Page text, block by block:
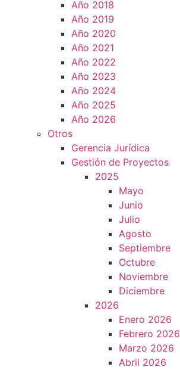
Año 2018
Año 2019
Año 2020
Año 2021
Año 2022
Año 2023
Año 2024
Año 2025
Año 2026
Otros
Gerencia Jurídica
Gestión de Proyectos
2025
Mayo
Junio
Julio
Agosto
Septiembre
Octubre
Noviembre
Diciembre
2026
Enero 2026
Febrero 2026
Marzo 2026
Abril 2026